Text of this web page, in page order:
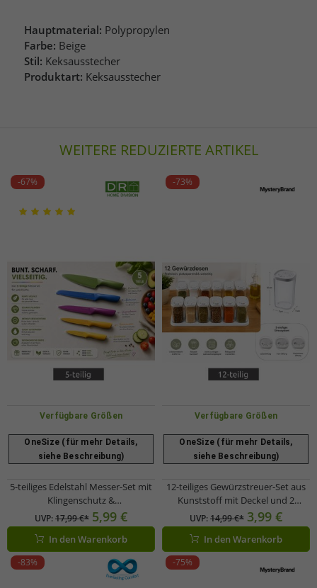
Hauptmaterial: Polypropylen
Farbe: Beige
Stil: Keksausstecher
Produktart: Keksausstecher
WEITERE REDUZIERTE ARTIKEL
-67%
Verfügbare Größen
OneSize (für mehr Details,
siehe Beschreibung)
5-teiliges Edelstahl Messer-Set mit
Klingenschutz &
Antihaftbeschichtung 9857684
bunt
UVP:17,99 €* 5,99 €
In den Warenkorb
-73%
Verfügbare Größen
OneSize (für mehr Details,
siehe Beschreibung)
12-teiliges Gewürzstreuer-Set aus
Kunststoff mit Deckel und 2
Halterungen 250 ml
Gewürzbehälter für Gewürze,
Kräuter, Pfeffer und Salz
transparent/weiß
UVP:14,99 €* 3,99 €
In den Warenkorb
-83% -75%